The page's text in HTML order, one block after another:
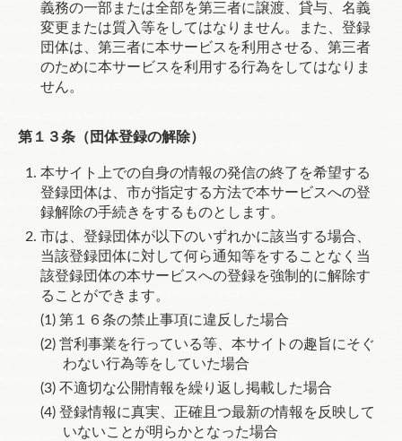
義務の一部または全部を第三者に譲渡、貸与、名義
変更または質入等をしてはなりません。また、登録
団体は、第三者に本サービスを利用させる、第三者
のために本サービスを利用する行為をしてはなりま
せん。
第１３条（団体登録の解除）
本サイト上での自身の情報の発信の終了を希望する
登録団体は、市が指定する方法で本サービスへの登
録解除の手続きをするものとします。
市は、登録団体が以下のいずれかに該当する場合、
当該登録団体に対して何ら通知等をすることなく当
該登録団体の本サービスへの登録を強制的に解除す
ることができます。
第１６条の禁止事項に違反した場合
営利事業を行っている等、本サイトの趣旨にそぐ
わない行為等をしていた場合
不適切な公開情報を繰り返し掲載した場合
登録情報に真実、正確且つ最新の情報を反映して
いないことが明らかとなった場合